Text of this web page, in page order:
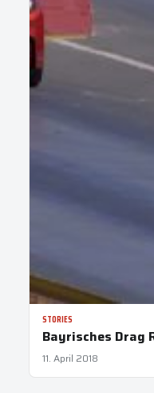
STORIES
Bayrisches Drag
11. April 2018